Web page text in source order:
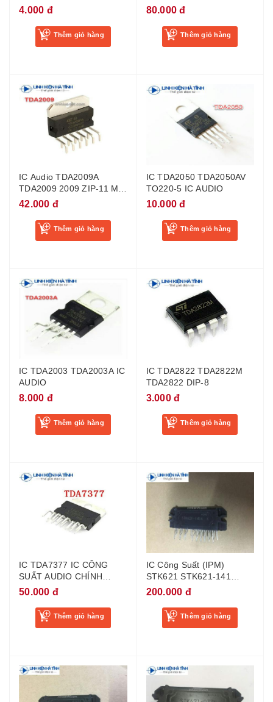
SOP14
4.000 đ
Thêm giỏ hàng
2*160W SSOP36
80.000 đ
Thêm giỏ hàng
IC Audio TDA2009A
TDA2009 2009 ZIP-11 Mới
Chính Hãng 100%
42.000 đ
Thêm giỏ hàng
IC TDA2050 TDA2050AV
TO220-5 IC AUDIO
10.000 đ
Thêm giỏ hàng
IC TDA2003 TDA2003A IC
AUDIO
8.000 đ
Thêm giỏ hàng
IC TDA2822 TDA2822M
TDA2822 DIP-8
3.000 đ
Thêm giỏ hàng
IC TDA7377 IC CÔNG
SUẤT AUDIO CHÍNH
HÃNG
50.000 đ
Thêm giỏ hàng
IC Công Suất (IPM)
STK621 STK621-141
STK621-141A Mới
200.000 đ
Thêm giỏ hàng